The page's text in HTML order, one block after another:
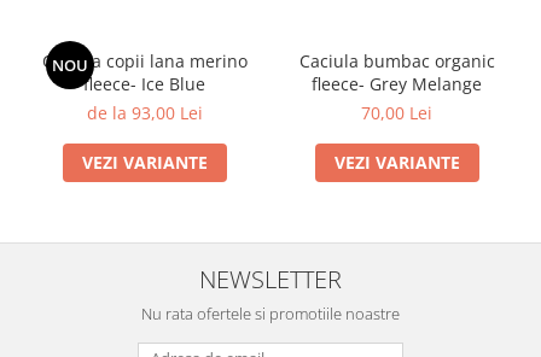
NOU
Caciula copii lana merino
fleece- Ice Blue
de la 93,00 Lei
VEZI VARIANTE
Caciula bumbac organic
fleece- Grey Melange
70,00 Lei
VEZI VARIANTE
NEWSLETTER
Nu rata ofertele si promotiile noastre